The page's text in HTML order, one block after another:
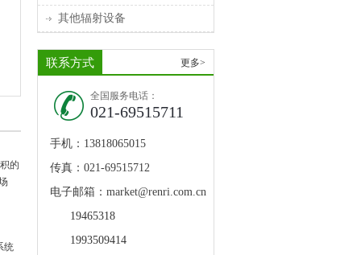
其他辐射设备
联系方式 更多>
全国服务电话：
021-69515711
手机：13818065015
传真：021-69515712
电子邮箱：market@renri.com.cn
19465318
1993509414
的
统